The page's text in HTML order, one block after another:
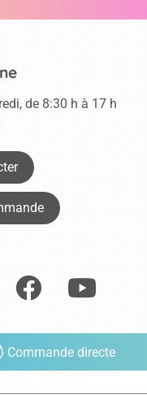
de 8:30 h à 17 h
Commande directe